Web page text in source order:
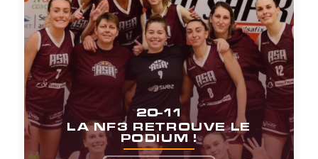
20-11
LA NF3 RETROUVE LE
PODIUM !